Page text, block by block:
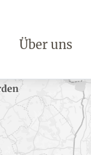
Über uns